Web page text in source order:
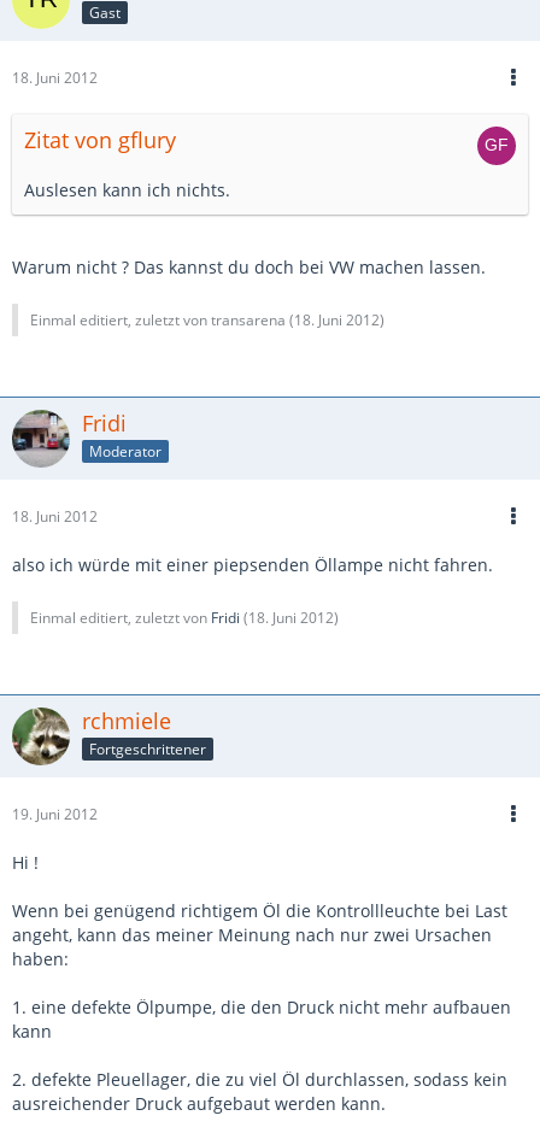
Gast
18. Juni 2012
Zitat von gflury
Auslesen kann ich nichts.
Warum nicht ? Das kannst du doch bei VW machen lassen.
Einmal editiert, zuletzt von transarena (18. Juni 2012)
Fridi
Moderator
18. Juni 2012
also ich würde mit einer piepsenden Öllampe nicht fahren.
Einmal editiert, zuletzt von Fridi (18. Juni 2012)
rchmiele
Fortgeschrittener
19. Juni 2012
Hi !
Wenn bei genügend richtigem Öl die Kontrollleuchte bei Last
angeht, kann das meiner Meinung nach nur zwei Ursachen
haben:
1. eine defekte Ölpumpe, die den Druck nicht mehr aufbauen
kann
2. defekte Pleuellager, die zu viel Öl durchlassen, sodass kein
ausreichender Druck aufgebaut werden kann.